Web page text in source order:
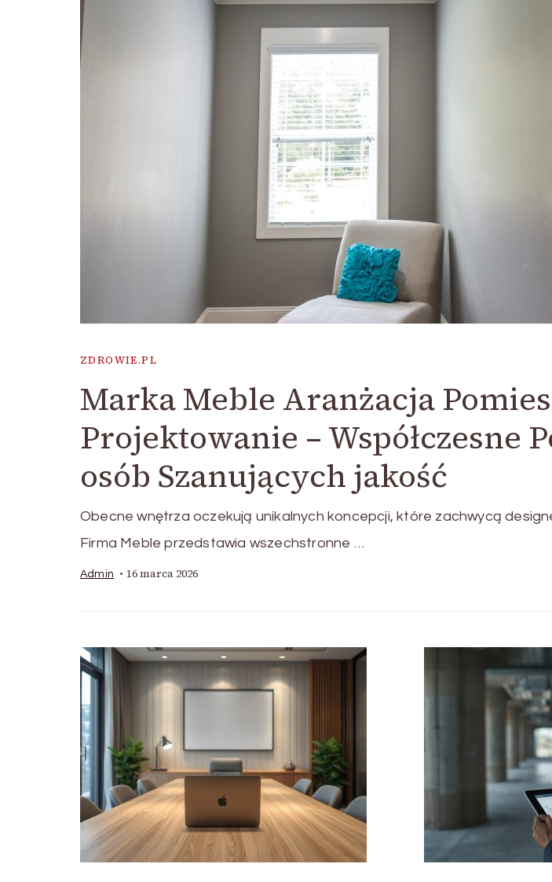
ZDROWIE.PL
Marka Meble Aranżacja
Projektowanie – Współczesne
osób Szanujących jakość
Obecne wnętrza oczekują unikalnych koncepcji, które zachwycą
Firma Meble przedstawia wszechstronne …
Admin 16 marca 2026